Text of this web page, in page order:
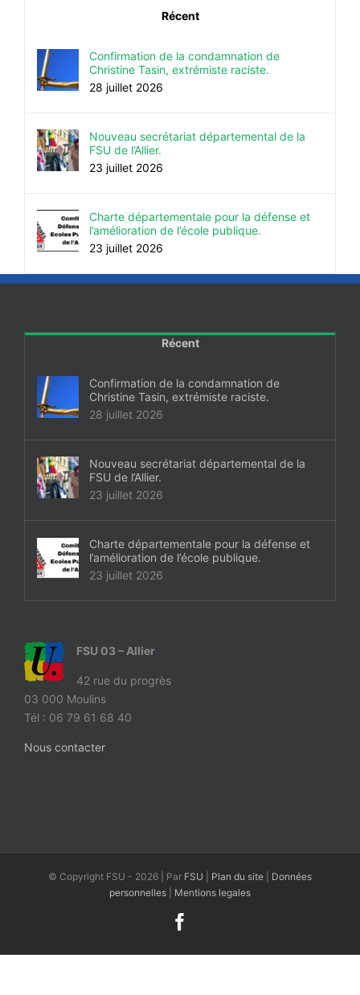
Récent
Confirmation de la condamnation de
Christine Tasin, extrémiste raciste.
28 juillet 2026
Nouveau secrétariat départemental de la
FSU de l’Allier.
23 juillet 2026
Charte départementale pour la défense et
l’amélioration de l’école publique.
23 juillet 2026
Récent
Confirmation de la condamnation de
Christine Tasin, extrémiste raciste.
28 juillet 2026
Nouveau secrétariat départemental de la
FSU de l’Allier.
23 juillet 2026
Charte départementale pour la défense et
l’amélioration de l’école publique.
23 juillet 2026
FSU 03 – Allier
42 rue du progrès
03 000 Moulins
Tél : 06 79 61 68 40
Nous contacter
© Copyright FSU - 2026 | Par FSU Plan du site
Données
personnelles
Mentions legales